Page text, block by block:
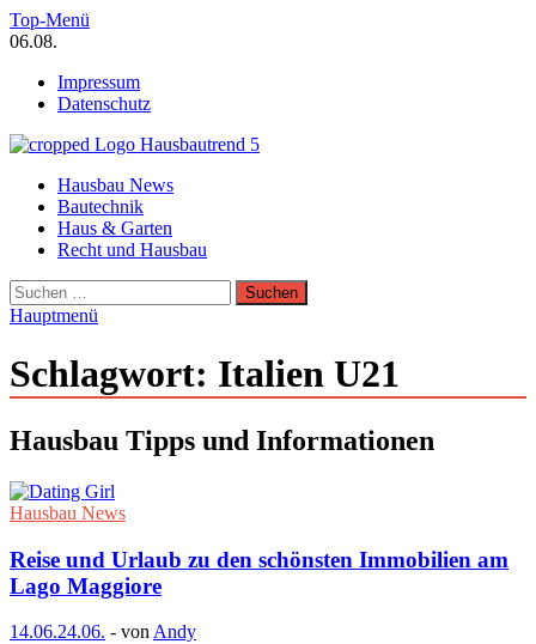
Zum
Inhalt
Top-Menü
06.08.
Impressum
Datenschutz
Hausbautrend Hausbau Trends
Hausbau, Modernisierung, Energietechnik, Haustechnik
Hausbau News
Bautechnik
Haus & Garten
Recht und Hausbau
Suchen
nach:
Hauptmenü
Schlagwort: Italien U21
Hausbau Tipps und Informationen
Hausbau News
Reise und Urlaub zu den schönsten Immobilien am
Lago Maggiore
14.06.24.06. - von Andy